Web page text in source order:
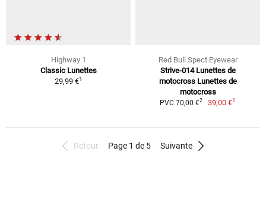
Highway 1
Classic Lunettes
29,99 €1
Red Bull Spect Eyewear
Strive-014 Lunettes de
motocross Lunettes de
motocross
PVC 70,00 €2 39,00 €1
Retour Page 1 de 5 Suivante